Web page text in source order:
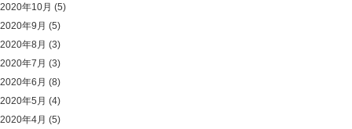
2020年10月 (5)
2020年9月 (5)
2020年8月 (3)
2020年7月 (3)
2020年6月 (8)
2020年5月 (4)
2020年4月 (5)